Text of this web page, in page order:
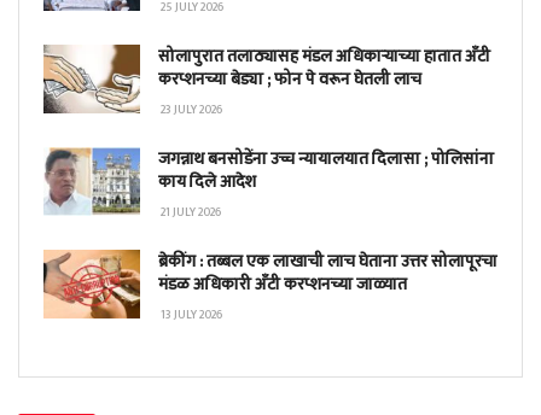
25 JULY 2026
सोलापुरात तलाठ्यासह मंडल अधिकाऱ्याच्या हातात अँटी
करप्शनच्या बेड्या ; फोन पे वरून घेतली लाच
23 JULY 2026
जगन्नाथ बनसोडेंना उच्च न्यायालयात दिलासा ; पोलिसांना
काय दिले आदेश
21 JULY 2026
ब्रेकींग : तब्बल एक लाखाची लाच घेताना उत्तर सोलापूरचा
मंडळ अधिकारी अँटी करप्शनच्या जाळ्यात
13 JULY 2026